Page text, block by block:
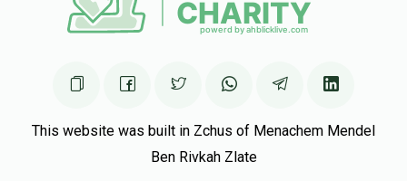
This website was built in Zchus of Menachem Mendel
Ben Rivkah Zlate